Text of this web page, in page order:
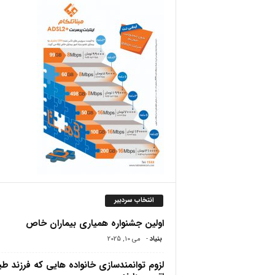
ص
انتخاب سردبیر
اولین جشنواره همیاری بیماران خاص
بنیاد - می 10, 2025
لزوم توانمندسازی خانواده هایی که فرزند